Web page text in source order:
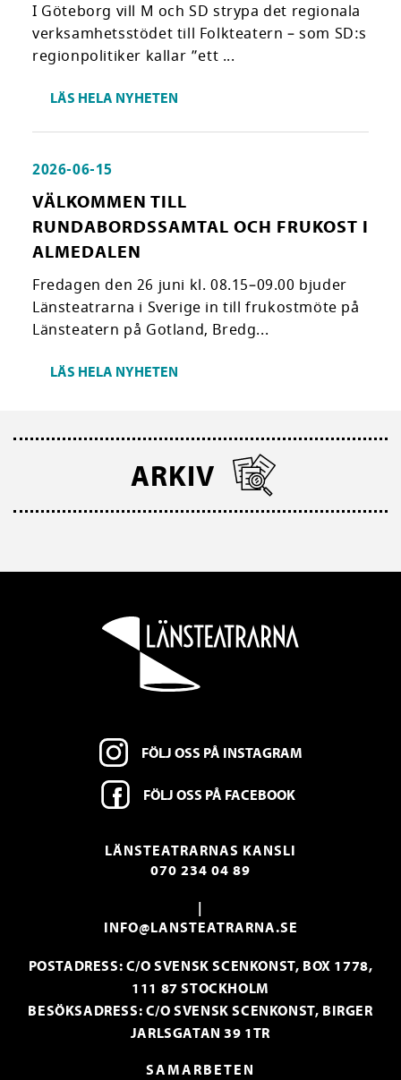
I Göteborg vill M och SD strypa det regionala
verksamhetsstödet till Folkteatern – som SD:s
regionpolitiker kallar ”ett ...
LÄS HELA NYHETEN
2026-06-15
VÄLKOMMEN TILL
RUNDABORDSSAMTAL OCH FRUKOST I
ALMEDALEN
Fredagen den 26 juni kl. 08.15–09.00 bjuder
Länsteatrarna i Sverige in till frukostmöte på
Länsteatern på Gotland, Bredg...
LÄS HELA NYHETEN
ARKIV
FÖLJ OSS PÅ INSTAGRAM
FÖLJ OSS PÅ FACEBOOK
LÄNSTEATRARNAS KANSLI
070 234 04 89
|
INFO@LANSTEATRARNA.SE
POSTADRESS: C/O SVENSK SCENKONST, BOX 1778,
111 87 STOCKHOLM
BESÖKSADRESS: C/O SVENSK SCENKONST, BIRGER
JARLSGATAN 39 1TR
SAMARBETEN